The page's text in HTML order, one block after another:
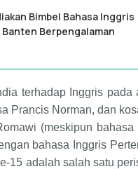
Bimbel Bahasa Inggris
Berpengalaman
terhadap Inggris
Prancis Norman, dan
(meskipun
bahasa Inggris
15 adalah salah satu